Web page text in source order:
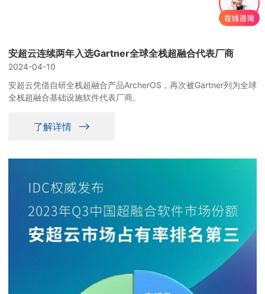
安超云连续两年入选Gartner全球全栈超融合代表厂商
2024-04-10
安超云凭借自研全栈超融合产品ArcherOS，再次被Gartner列为全球
全栈超融合基础设施软件代表厂商。
了解详情